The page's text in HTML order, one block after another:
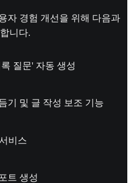
자 경험 개선을 위해 다음과
니다.
질문' 자동 생성
기 및 글 작성 보조 기능
비스
트 생성